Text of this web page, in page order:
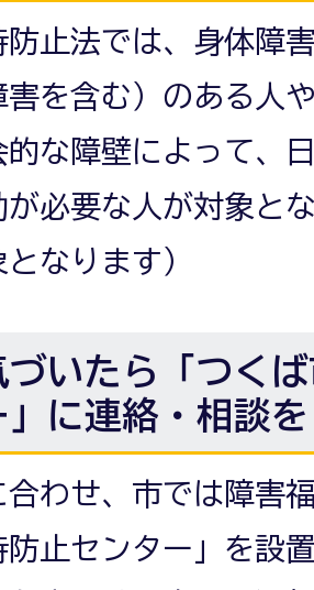
防止法では、身体障
害を含む）のある人
的な障壁によって、
が必要な人が対象と
なります）
づいたら「つく
」に連絡・相談を
わせ、市では障害
防止センター」を設